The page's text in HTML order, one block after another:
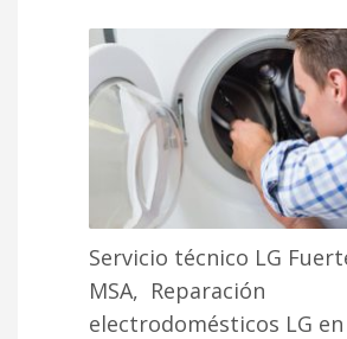
Servicio técnico LG
MSA, Reparación
electrodomésticos LG en